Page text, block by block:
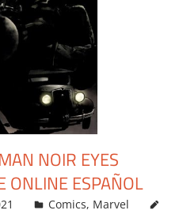
NOIR EYES
ONLINE ESPAÑOL
Carlitox Banana
Comics, Marvel